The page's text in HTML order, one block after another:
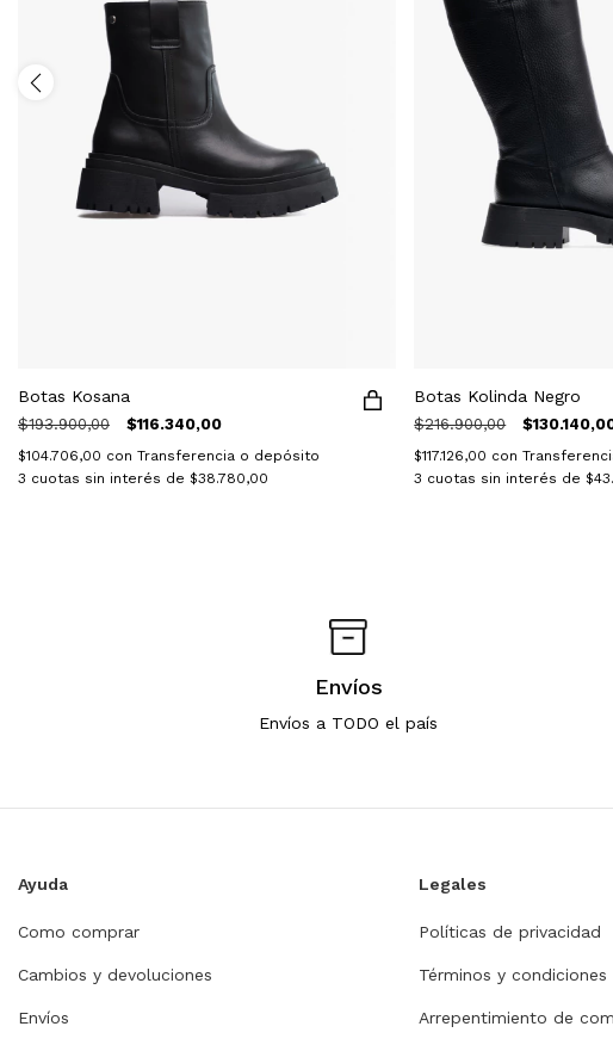
Botas Kosana
$193.900,00 $116.340,00
$104.706,00 con Transferencia o depósito
3 cuotas sin interés de $38.780,00
Botas Kolinda Negro
$216.900,00
$117.126,00 con
3 cuotas sin interés de
Envíos
Envíos a TODO el país
Ayuda
Como comprar
Cambios y devoluciones
Envíos
Legales
Políticas de privacidad
Términos y condiciones
Arrepentimiento de